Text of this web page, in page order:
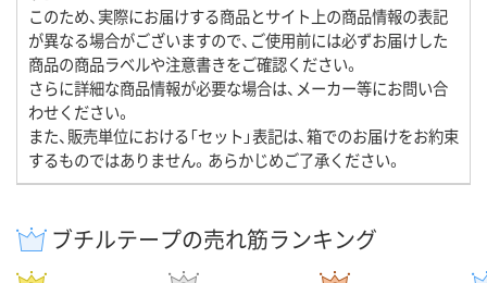
このため、実際にお届けする商品とサイト上の商品情報の表記
が異なる場合がございますので、ご使用前には必ずお届けした
商品の商品ラベルや注意書きをご確認ください。
さらに詳細な商品情報が必要な場合は、メーカー等にお問い合
わせください。
また、販売単位における「セット」表記は、箱でのお届けをお約束
するものではありません。あらかじめご了承ください。
ブチルテープの売れ筋ランキング